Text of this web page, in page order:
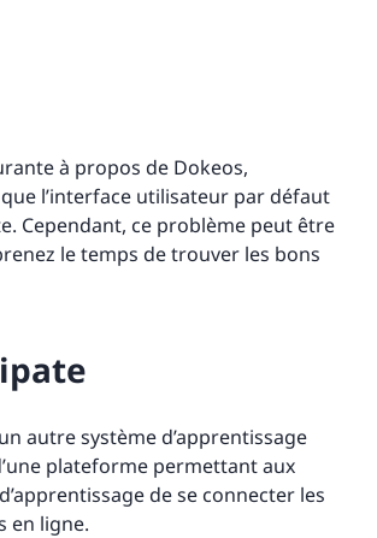
à propos de Dokeos,
l’interface utilisateur par défaut
Cependant, ce problème peut être
le temps de trouver les bons
autre système d’apprentissage
plateforme permettant aux
de se connecter les
en ligne.